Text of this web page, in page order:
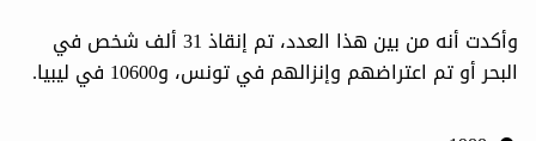
وأكدت أنه من بين هذا العدد، تم إنقاذ 31 ألف شخص في
البحر أو تم اعتراضهم وإنزالهم في تونس، و10600 في ليبيا.